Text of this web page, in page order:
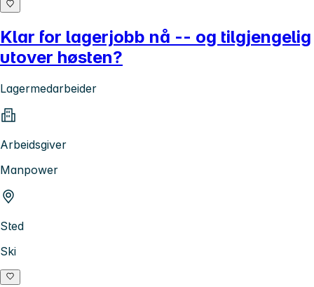
Klar for lagerjobb nå -- og tilgjengelig
utover høsten?
Lagermedarbeider
Arbeidsgiver
Manpower
Sted
Ski